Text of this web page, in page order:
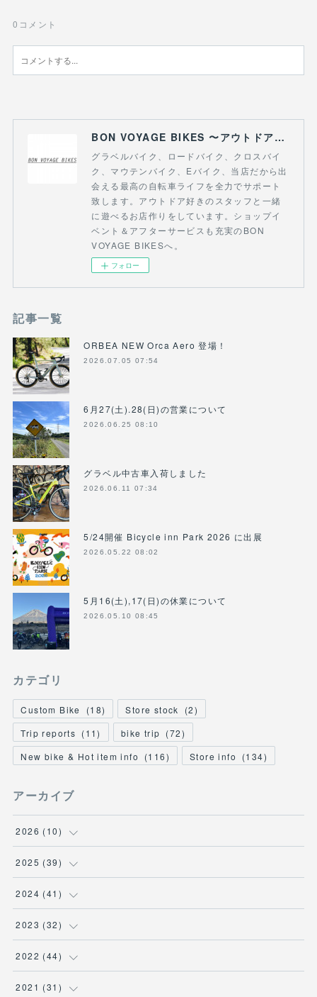
0 コメント
BON VOYAGE BIKES 〜アウトドアライフにつながる自転車専門店〜
グラベルバイク、ロードバイク、クロスバイ
ク、マウテンバイク、Eバイク、当店だから出
会える最高の自転車ライフを全力でサポート
致します。アウトドア好きのスタッフと一緒
に遊べるお店作りをしています。ショップイ
ベント＆アフターサービスも充実のBON
VOYAGE BIKESへ。
フォロー
記事一覧
ORBEA NEW Orca Aero 登場！
2026.07.05 07:54
6月27(土).28(日)の営業について
2026.06.25 08:10
グラベル中古車入荷しました
2026.06.11 07:34
5/24開催 Bicycle inn Park 2026 に出展
2026.05.22 08:02
5月16(土),17(日)の休業について
2026.05.10 08:45
カテゴリ
Custom Bike (18) Store stock (2)
Trip reports (11) bike trip (72)
New bike & Hot item info
(116) Store info (134)
アーカイブ
2026 (10)
(1)
( 2 )
(3)
( 2 )
2025 (39)
(2 )
(2)
( 2 )
( 2 )
2024 (41 )
(6)
( 4 )
(5 )
2023 (32)
(2)
(1 )
2022 (44)
(3 )
2021 (31 )